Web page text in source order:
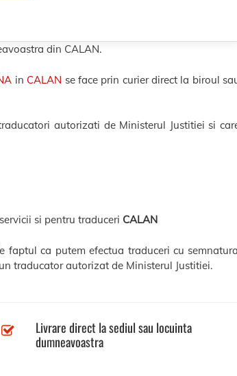
din CALAN.
in CALAN se face prin curier direct la biroul
autorizati de Ministerul Justitiei si
si pentru traduceri CALAN
faptul ca putem efectua traduceri cu
traducator autorizat de Ministerul Justitiei.
Livrare direct la sediul sau locuinta
dumneavoastra